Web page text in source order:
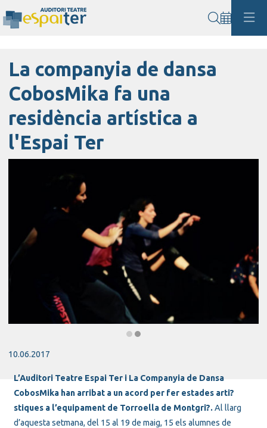
La companyia de dansa
CobosMika fa una
residència artística a
l'Espai Ter
10.06.2017
L’Auditori Teatre Espai Ter i La Companyia de Dansa
CobosMika han arribat a un acord per fer estades arti?
stiques a l’equipament de Torroella de Montgri?.Al llarg
d’aquesta setmana, del 15 al 19 de maig, 15 els alumnes de